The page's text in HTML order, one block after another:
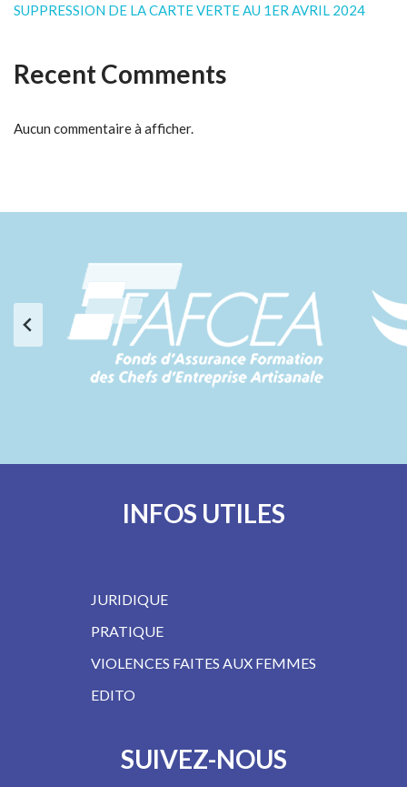
SUPPRESSION DE LA CARTE VERTE AU 1ER AVRIL 2024
Recent Comments
Aucun commentaire à afficher.
INFOS UTILES
JURIDIQUE
PRATIQUE
VIOLENCES FAITES AUX FEMMES
EDITO
SUIVEZ-NOUS